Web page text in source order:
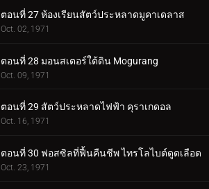
ตอนที่ 27 ห้องเรียนสัตว์ประหลาดมูคาเดลาส
Oct. 02, 1971
ตอนที่ 28 มอนสเตอร์ใต้ดิน Mogurang
Oct. 09, 1971
ตอนที่ 29 สัตว์ประหลาดไฟฟ้า คุราเกดอล
Oct. 16, 1971
ตอนที่ 30 ฟอสซิลที่ฟื้นคืนชีพ ไทรโลไบต์ดูดเลือด
Oct. 23, 1971